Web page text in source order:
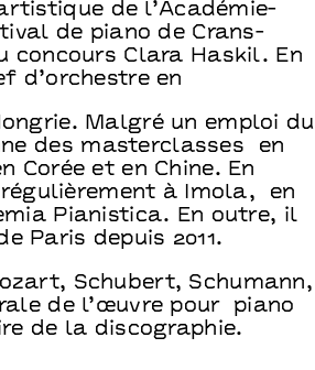
de l’Académie-
de piano de Crans-
concours Clara Haskil. En
d’orchestre en
Malgré un emploi du
des masterclasses en
Corée et en Chine. En
à Imola, en
Pianistica. En outre, il
Paris depuis 2011.
Schubert, Schumann,
de l’œuvre pour piano
de la discographie.